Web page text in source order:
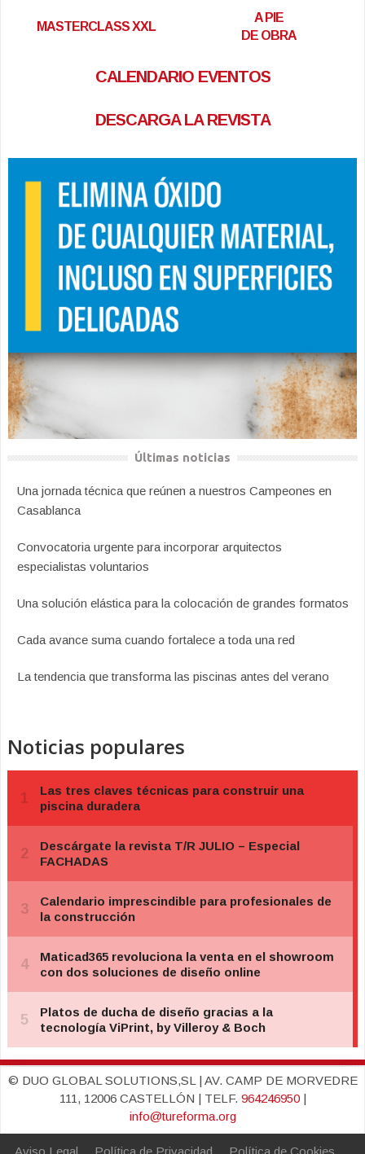
MASTERCLASS XXL
A PIE
DE OBRA
CALENDARIO EVENTOS
DESCARGA LA REVISTA
Últimas noticias
Una jornada técnica que reúnen a nuestros Campeones en
Casablanca
Convocatoria urgente para incorporar arquitectos
especialistas voluntarios
Una solución elástica para la colocación de grandes formatos
Cada avance suma cuando fortalece a toda una red
La tendencia que transforma las piscinas antes del verano
Noticias populares
© DUO GLOBAL SOLUTIONS,SL | AV. CAMP DE MORVEDRE
111, 12006 CASTELLÓN | TELF. 964246950|
info@tureforma.org
Aviso Legal Política de Privacidad Política de Cookies